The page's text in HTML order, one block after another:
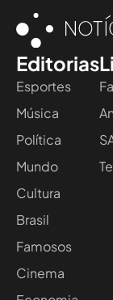
Editorias
Esportes
Música
Política
Mundo
Cultura
Brasil
Famosos
Cinema